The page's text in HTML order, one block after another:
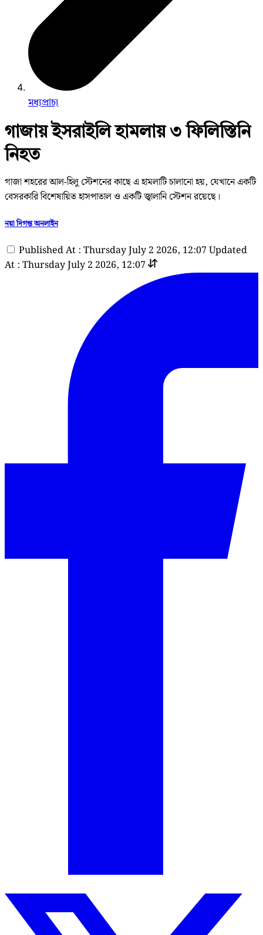
মধ্যপ্রাচ্য
গাজায় ইসরাইলি হামলায় ৩ ফিলিস্তিনি
নিহত
গাজা শহরের আল-হিলু স্টেশনের কাছে এ হামলাটি চালানো হয়, যেখানে একটি
বেসরকারি বিশেষায়িত হাসপাতাল ও একটি জ্বালানি স্টেশন রয়েছে।
নয়া দিগন্ত অনলাইন
Published At : Thursday July 2 2026, 12:07 Updated
At : Thursday July 2 2026, 12:07